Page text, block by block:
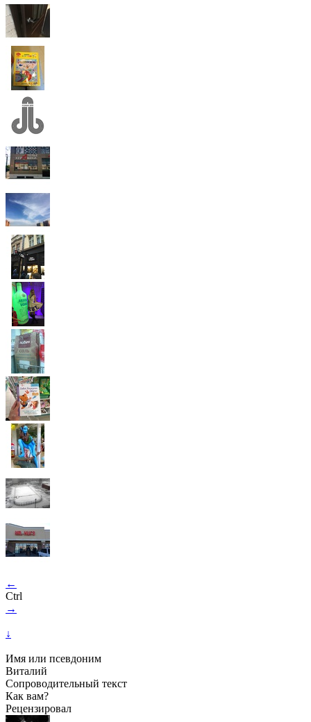
←
Ctrl
→
↓
Имя или псевдоним
Виталий
Сопроводительный текст
Как вам?
Рецензировал